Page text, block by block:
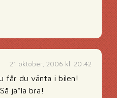
21 oktober, 2006 kl. 20:42
får du vänta i bilen!
jä*la bra!